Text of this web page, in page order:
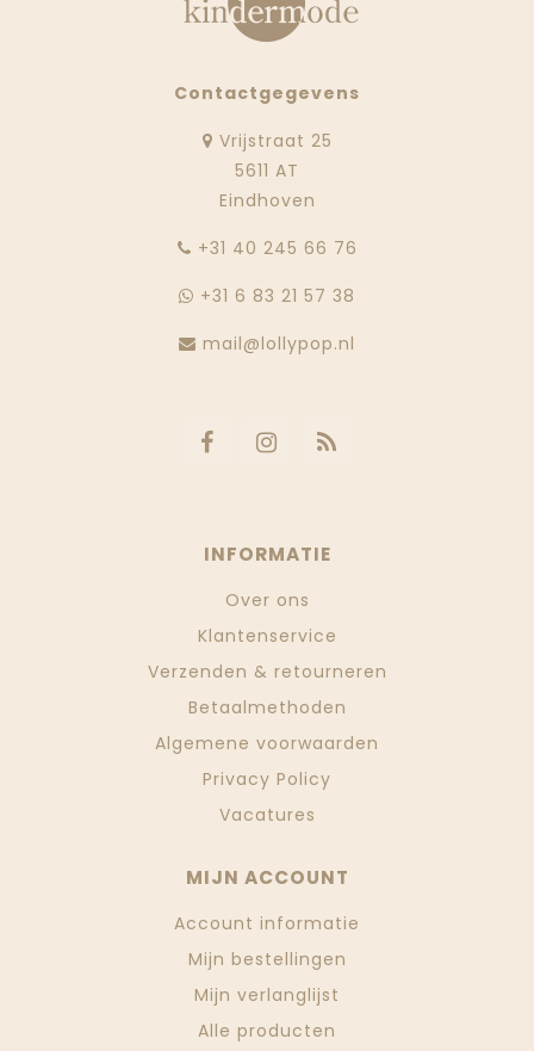
Contactgegevens
Vrijstraat 25
5611 AT
Eindhoven
‭+31 40 245 66 76
+31 6 83 21 57 38
mail@lollypop.nl
INFORMATIE
Over ons
Klantenservice
Verzenden & retourneren
Betaalmethoden
Algemene voorwaarden
Privacy Policy
Vacatures
MIJN ACCOUNT
Account informatie
Mijn bestellingen
Mijn verlanglijst
Alle producten